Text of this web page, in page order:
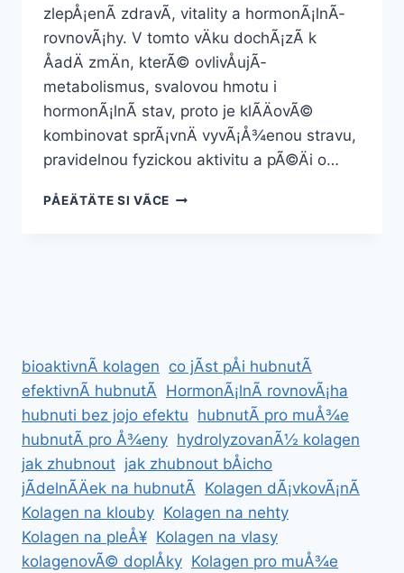
zlepÅ¡enÃ­ zdravÃ­, vitality a hormonÃ¡lnÃ­
rovnovÃ¡hy. V tomto vÄku dochÃ¡zÃ­ k
ÅadÄ zmÄn, kterÃ© ovlivÅujÃ­
metabolismus, svalovou hmotu i
hormonÃ¡lnÃ­ stav, proto je klÃ­ÄovÃ©
kombinovat sprÃ¡vnÄ vyvÃ¡Å¾enou stravu,
pravidelnou fyzickou aktivitu a pÃ©Äi o…
PÅEÄTÄTE SI VÃ­CEPROGRAM
bioaktivnÃ­ kolagen co jÃ­st pÅi hubnutÃ­
efektivnÃ­ hubnutÃ­ HormonÃ¡lnÃ­ rovnovÃ¡ha
hubnuti bez jojo efektu hubnutÃ­ pro muÅ¾e
hubnutÃ­ pro Å¾eny hydrolyzovanÃ½ kolagen
jak zhubnout jak zhubnout bÅicho
jÃ­delnÃ­Äek na hubnutÃ­ Kolagen dÃ¡vkovÃ¡nÃ­
Kolagen na klouby Kolagen na nehty
Kolagen na pleÅ¥ Kolagen na vlasy
kolagenovÃ© doplÅky Kolagen pro muÅ¾e